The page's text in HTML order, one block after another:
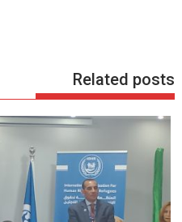
Related posts